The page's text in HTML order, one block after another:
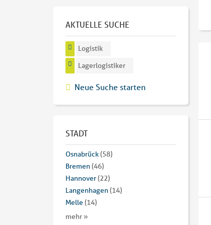
AKTUELLE SUCHE
Logistik
Lagerlogistiker
Neue Suche starten
STADT
Osnabrück(58)
Bremen(46)
Hannover(22)
Langenhagen(14)
Melle (14)
mehr »